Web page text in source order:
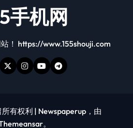
手机网
！ https://www.155shouji.com
有权利 | Newspaperup ，由
。